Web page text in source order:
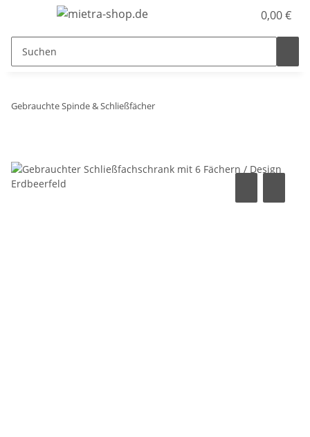
0,00 €
Gebrauchte Spinde & Schließfächer